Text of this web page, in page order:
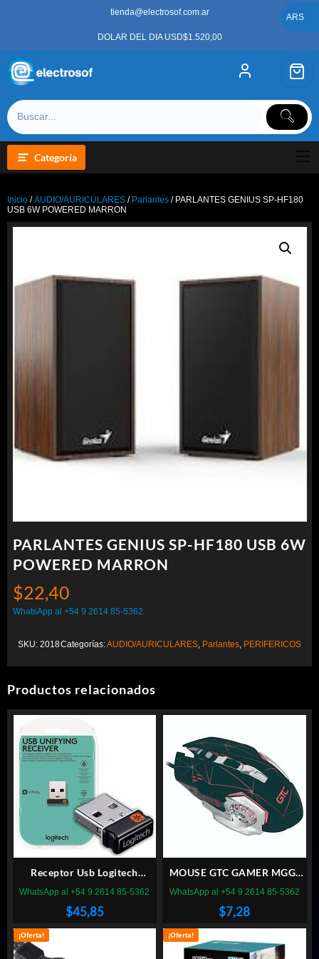
tienda@electrosof.com.ar
DOLAR DEL DIA USD$1.520,00
Categoría
Inicio /AUDIO/AURICULARES / Parlantes / PARLANTES GENIUS SP-HF180
USB 6W POWERED MARRON
PARLANTES GENIUS SP-HF180 USB 6W
POWERED MARRON
$22,40
WhatsApp al +54 9 2614 85-5362
SKU: 2018Categorías:AUDIO/AURICULARES Parlantes PERIFERICOS
Productos relacionados
Receptor Usb Logitech
Unifying Para Kit Teclado Y
$45,85
WhatsApp al +54 9 2614 85-5362
MOUSE GTC GAMER MGG-
015 PLAY TO WIN
$7,28
WhatsApp al +54 9 2614 85-5362
¡Oferta! ¡Oferta!
ARS